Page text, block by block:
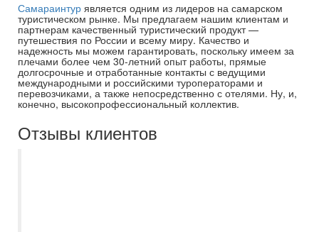
Самараинтур является одним из лидеров на самарском
туристическом рынке. Мы предлагаем нашим клиентам и
партнерам качественный туристический продукт —
путешествия по России и всему миру. Качество и
надежность мы можем гарантировать, поскольку имеем за
плечами более чем 30-летний опыт работы, прямые
долгосрочные и отработанные контакты с ведущими
международными и российскими туроператорами и
перевозчиками, а также непосредственно с отелями. Ну, и,
конечно, высокопрофессиональный коллектив.
Отзывы клиентов